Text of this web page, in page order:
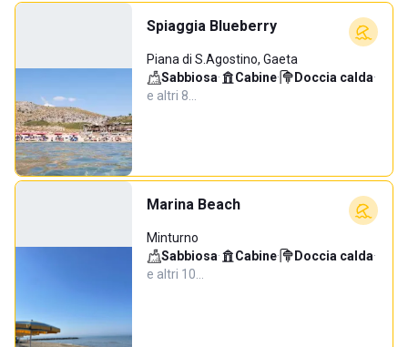
Spiaggia Blueberry
Piana di S.Agostino, Gaeta
Sabbiosa· Cabine· Doccia calda·
e altri 8…
Marina Beach
Minturno
Sabbiosa· Cabine· Doccia calda·
e altri 10…